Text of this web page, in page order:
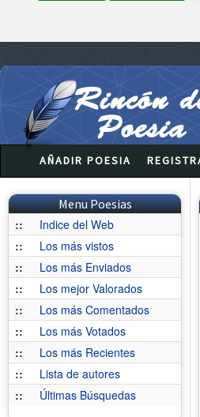
AÑADIR POESIA
Menu Poesias
::
Indice del Web
::
Los más vistos
::
Los más Enviados
::
Los mejor Valorados
::
Los más Comentados
::
Los más Votados
::
Los más Recientes
::
Lista de autores
::
Últimas Búsquedas